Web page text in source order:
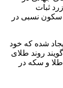
زرد ثبات
سکون نسبی در
شده که خود
روند طلای
و سکه در